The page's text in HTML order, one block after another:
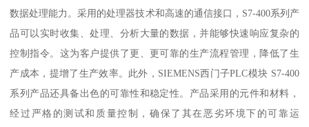
数据处理能力。采用的处理器技术和高速的通信接口，S7-400系列产
品可以实时收集、处理、分析大量的数据，并能够快速响应复杂的
控制指令。这为客户提供了更、更可靠的生产流程管理，降低了生
产成本，提增了生产效率。此外，SIEMENS西门子PLC模块 S7-400
系列产品还具备出色的可靠性和稳定性。产品采用的元件和材料，
经过严格的测试和质量控制，确保了其在恶劣环境下的可靠运